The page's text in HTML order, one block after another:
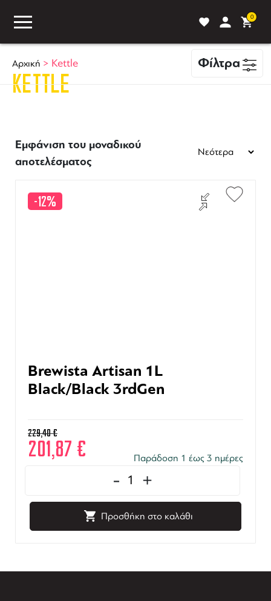
0
Αρχική > Kettle Φίλτρα
KETTLE
Εμφάνιση του μοναδικού
αποτελέσματος
-12%
Brewista Artisan 1L
Black/Black 3rdGen
229,40€
201,87 € Παράδοση 1 έως 3 ημέρες
- +
Προσθήκη στο καλάθι